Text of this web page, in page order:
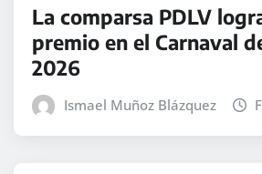
La comparsa PDLV
premio en el Carnaval
2026
Ismael Muñoz Blázquez